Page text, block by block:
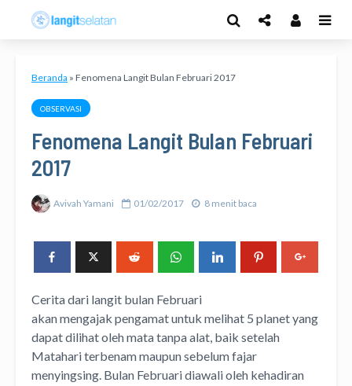
Beranda » Fenomena Langit Bulan Februari 2017
OBSERVASI
Fenomena Langit Bulan Februari
2017
Avivah Yamani 01/02/2017 8 menit baca
Cerita dari langit bulan Februari
akan mengajak pengamat untuk melihat 5 planet yang
dapat dilihat oleh mata tanpa alat, baik setelah
Matahari terbenam maupun sebelum fajar
menyingsing. Bulan Februari diawali oleh kehadiran